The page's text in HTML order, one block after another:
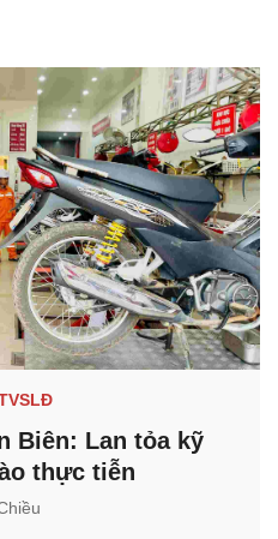
Biên: Lan tỏa kỹ
thực tiễn